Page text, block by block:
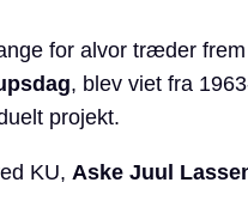
for alvor træder
, blev viet fra
projekt.
KU, Aske Juul